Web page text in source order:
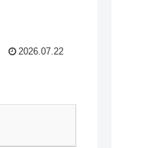
2026.07.22